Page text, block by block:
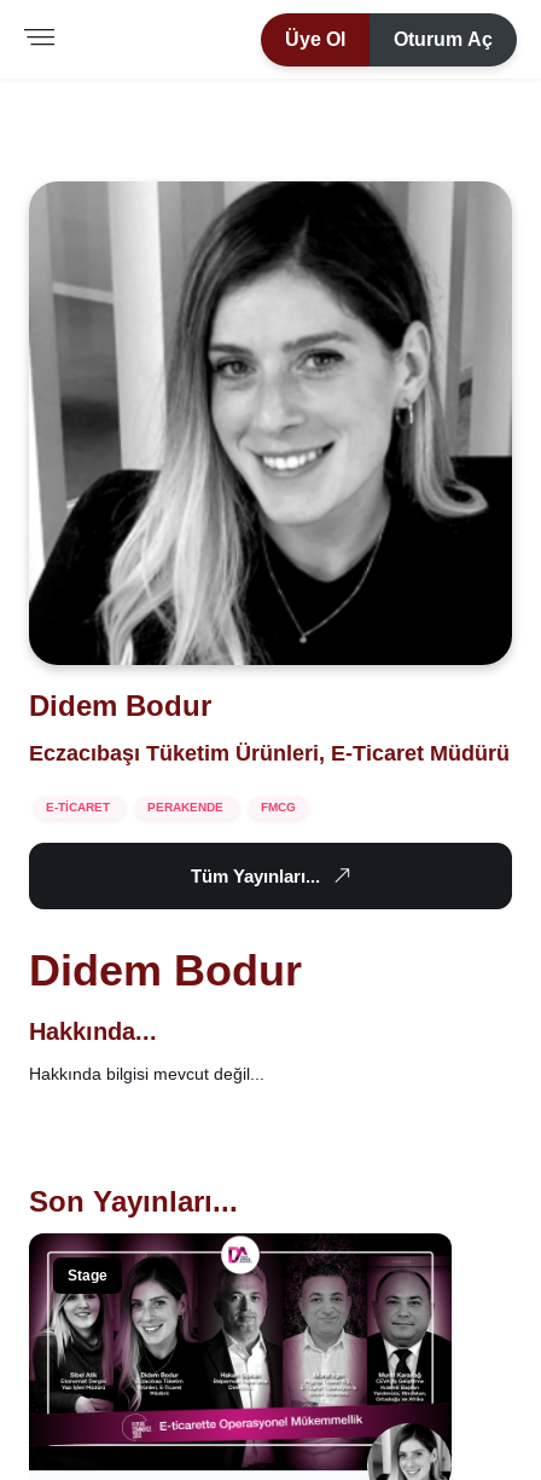
Üye Ol Oturum Aç
Didem Bodur
Eczacıbaşı Tüketim Ürünleri, E-Ticaret Müdürü
E-TİCARET PERAKENDE FMCG
Tüm Yayınları...
Didem Bodur
Hakkında...
Hakkında bilgisi mevcut değil...
Son Yayınları...
Stage